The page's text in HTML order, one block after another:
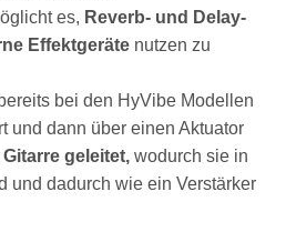
es, Reverb- und Delay-
Effektgeräte nutzen zu
bei den HyVibe Modellen
und dann über einen Aktuator
geleitet, wodurch sie in
und dadurch wie ein Verstärker